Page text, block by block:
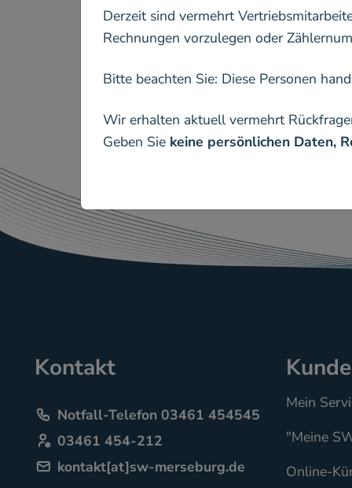
Derzeit sind vermehrt
Rechnungen vorzulegen oder
Bitte beachten Sie: Diese Personen
Wir erhalten aktuell vermehrt
Geben Sie keine persönlichen Daten,
Kontakt
Notfall-Telefon 03461 454545
service03461 454-212
kontakt[at]sw-merseburg.de
Mein
"Meine
Online-